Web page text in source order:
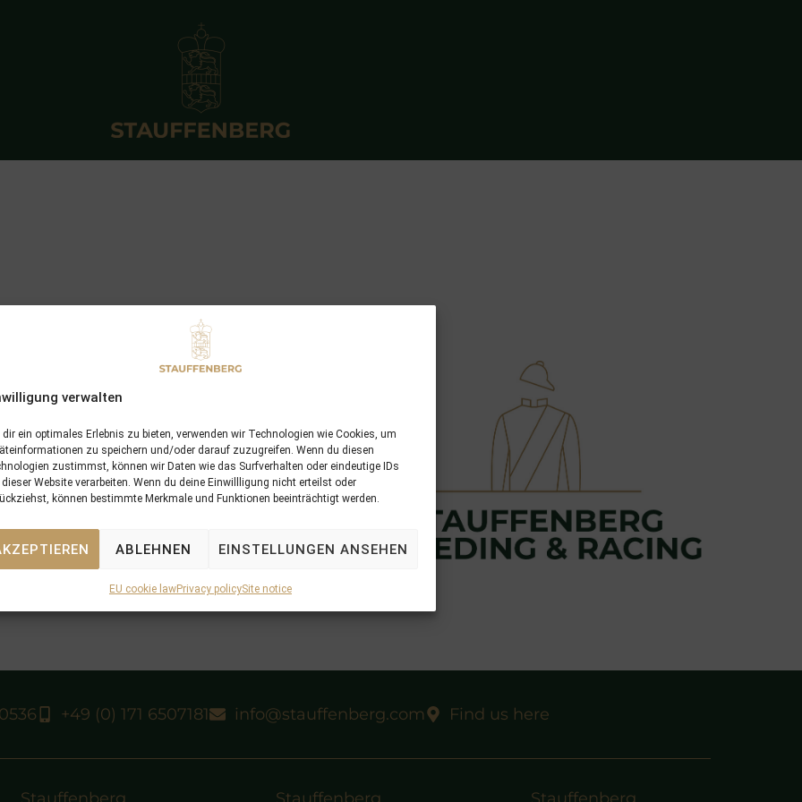
verwalten
dir ein optimales Erlebnis zu bieten, verwenden wir Technologien wie Cookies, um
zu speichern und/oder darauf zuzugreifen. Wenn du diesen
zustimmst, können wir Daten wie das Surfverhalten oder eindeutige IDs
Website verarbeiten. Wenn du deine Einwillligung nicht erteilst oder
können bestimmte Merkmale und Funktionen beeinträchtigt werden.
ABLEHNEN EINSTELLUNGEN ANSEHEN
EU cookie lawPrivacy policySite notice
+49 (0) 171 6507181 info@stauffenberg.com Find us here